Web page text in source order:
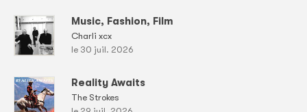
Music, Fashion, Film
Charli xcx
le 30 juil. 2026
Reality Awaits
The Strokes